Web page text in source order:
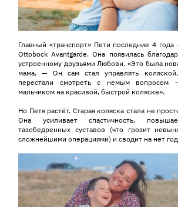
Главный «транспорт» Пети последние 4 года
Ottobock Avantgarde. Она появилась
устроенному друзьями Любови. «Это была
мама. — Он сам стал управлять
перестали смотреть с немым вопросом
мальчиком на красивой, быстрой коляске».
Но Петя растёт. Старая коляска стала не
Она усиливает спастичность,
тазобедренных суставов (что грозит
сложнейшими операциями) и сводит на нет